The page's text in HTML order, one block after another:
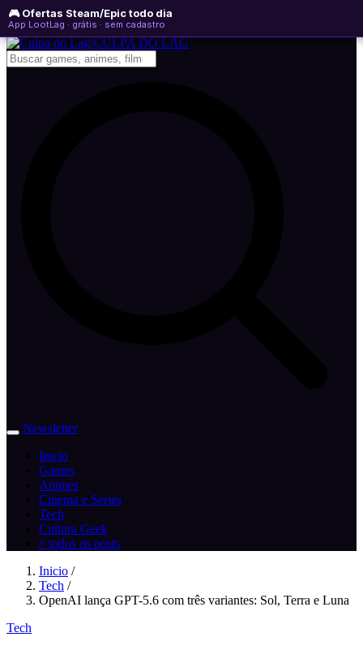
🎮 Ofertas Steam/Epic todo dia
App LootLag · grátis · sem cadastro
quarta-feira, 05 de agosto de 2026
Newsletter
CULPA DO LAG
Newsletter
Inicio
Games
Animes
Cinema e Series
Tech
Cultura Geek
// todos os posts
Inicio /
Tech /
OpenAI lança GPT-5.6 com três variantes: Sol, Terra e Luna
Tech